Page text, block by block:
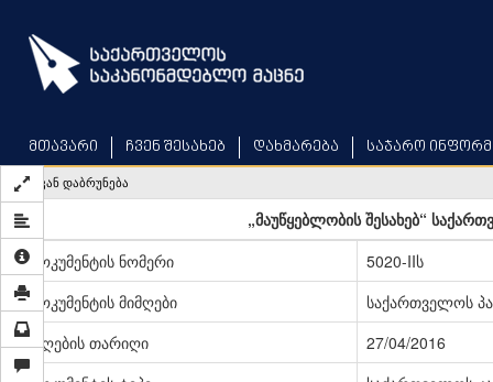
main
content
მთავარი ჩვენ შესახებ დახმარება საჯარო
უკან დაბრუნება
„მაუწყებლობის შესახებ“
დოკუმენტის ნომერი
5020-IIს
დოკუმენტის მიმღები
საქართველოს
მიღების თარიღი
27/04/2016